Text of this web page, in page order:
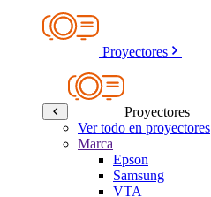
Proyectores
Proyectores
Ver todo en proyectores
Marca
Epson
Samsung
VTA